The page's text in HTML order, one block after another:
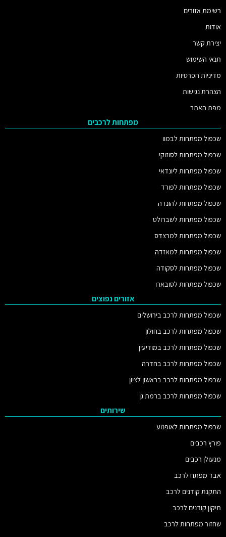
רשימת אזורים
אודות
יצירת קשר
תנאי השימוש
מדיניות הפרטיות
הצהרת נגישות
מפת האתר
מפתחות לרכבים
שכפול מפתחות לבמוו
שכפול מפתחות לסוזוקי
שכפול מפתחות ליונדאי
שכפול מפתחות לפורד
שכפול מפתחות להונדה
שכפול מפתחות לשברולט
שכפול מפתחות למרצדס
שכפול מפתחות למאזדה
שכפול מפתחות לסקודה
שכפול מפתחות לסובארו
אזורים נפוצים
שכפול מפתחות לרכב בירושלים
שכפול מפתחות לרכב בחולון
שכפול מפתחות לרכב במודיעין
שכפול מפתחות לרכב בחדרה
שכפול מפתחות לרכב בראשון לציון
שכפול מפתחות לרכב ברמת גן
שירותים
שכפול מפתחות לאופנוע
פורץ רכבים
מנעולן רכבים
אבד מפתח לרכב
התקנת קודנים לרכב
תיקון קודנים לרכב
שחזור מפתחות לרכב